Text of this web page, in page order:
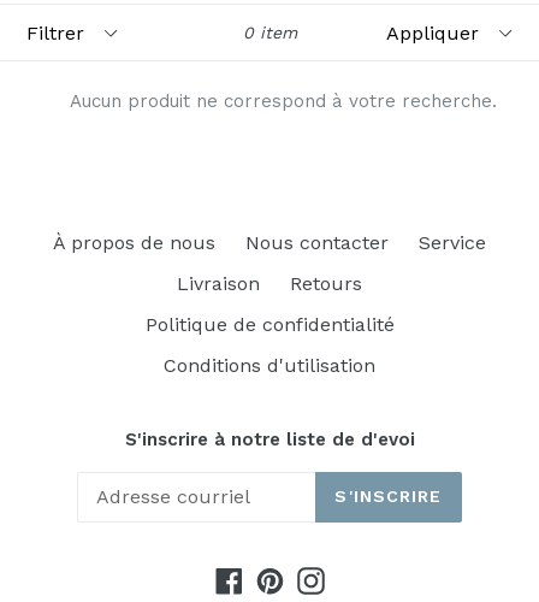
0 item
Aucun produit ne correspond à votre recherche.
À propos de nous Nous contacter
Service
Livraison
Retours
Politique de confidentialité
Conditions d'utilisation
S'inscrire à notre liste de d'evoi
S'INSCRIRE
Facebook
PinterestInstagram